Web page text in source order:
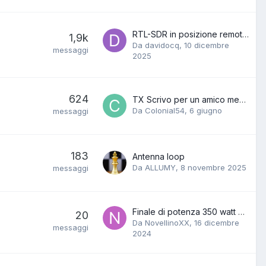
1,9k
messaggi
RTL-SDR in posizione remota alimentato con batteria e pannello FV connessione 4G.
Da davidocq, 10 dicembre
2025
624
messaggi
TX Scrivo per un amico messicano
Da Colonial54, 6 giugno
183
messaggi
Antenna loop
Da ALLUMY, 8 novembre 2025
20
messaggi
Finale di potenza 350 watt della RVR
Da NovellinoXX, 16 dicembre
2024